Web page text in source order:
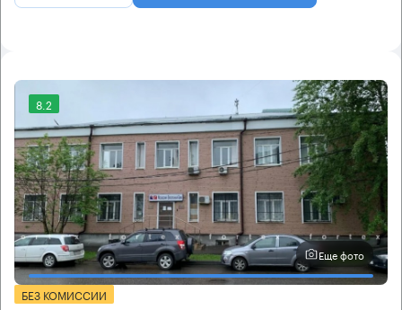
8.2
Еще фото
БЕЗ КОМИССИИ